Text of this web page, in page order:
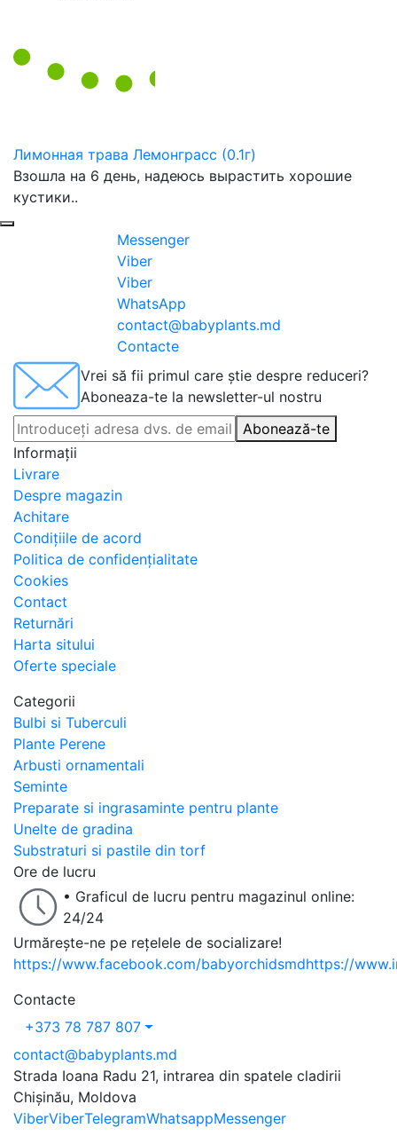
Лимонная трава Лемонграсс (0.1г)
Взошла на 6 день, надеюсь вырастить хорошие
кустики..
Messenger
Viber
Viber
WhatsApp
contact@babyplants.md
Contacte
Vrei să fii primul care știe despre reduceri?
Aboneaza-te la newsletter-ul nostru
Abonează-te
Informaţii
Livrare
Despre magazin
Achitare
Condițiile de acord
Politica de confidențialitate
Cookies
Contact
Returnări
Harta sitului
Oferte speciale
Categorii
Bulbi si Tuberculi
Plante Perene
Arbusti ornamentali
Seminte
Preparate si ingrasaminte pentru plante
Unelte de gradina
Substraturi si pastile din torf
Ore de lucru
• Graficul de lucru pentru magazinul online:
24/24
Urmărește-ne pe rețelele de socializare!
https://www.facebook.com/babyorchidsmdhttps://
Contacte
+373 78 787 807
contact@babyplants.md
Strada Ioana Radu 21, intrarea din spatele cladirii
Chișinău, Moldova
ViberViberTelegramWhatsappMessenger